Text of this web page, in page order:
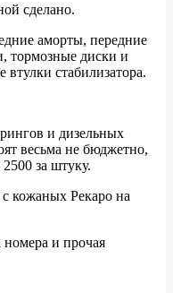
сделано.
аморты, передние
тормозные диски и
втулки стабилизатора.
и дизельных
весьма не бюджетно,
за штуку.
кожаных Рекаро на
и прочая